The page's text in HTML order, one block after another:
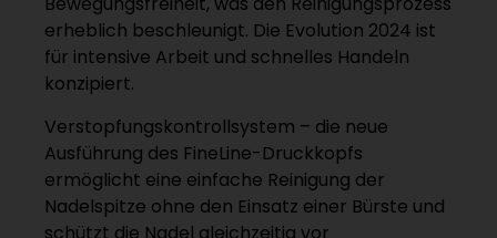
erheblich beschleunigt. Die Evolution 2024 ist
für intensive Arbeit und schnelles Handeln
konzipiert.
Verstopfungskontrollsystem – die neue
Ausführung des FineLine-Druckkopfs
ermöglicht eine einfache Reinigung der
Nadelspitze ohne den Einsatz einer Bürste und
schützt die Nadel gleichzeitig vor